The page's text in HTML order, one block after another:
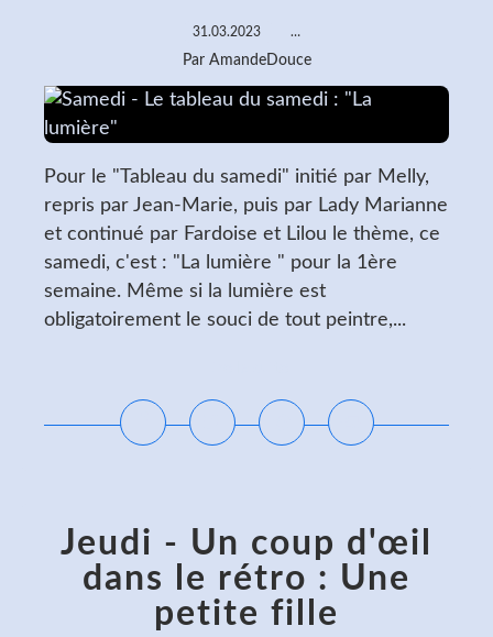
31.03.2023 …
Par AmandeDouce
Pour le "Tableau du samedi" initié par Melly,
repris par Jean-Marie, puis par Lady Marianne
et continué par Fardoise et Lilou le thème, ce
samedi, c'est : "La lumière " pour la 1ère
semaine. Même si la lumière est
obligatoirement le souci de tout peintre,...
Jeudi - Un coup d'œil
dans le rétro : Une
petite fille